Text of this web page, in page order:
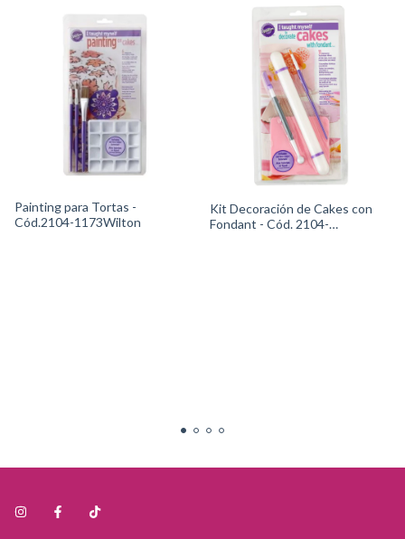
Painting para Tortas -
Cód.2104-1173Wilton
Kit Decoración de Cakes con
Fondant - Cód. 2104-